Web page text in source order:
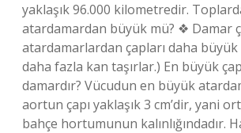
yaklaşık 96.000 kilometredir.
atardamardan büyük mü? ❖ Damar
atardamarlardan çapları daha
daha fazla kan taşırlar.) En büyük
damardır? Vücudun en büyük
aortun çapı yaklaşık 3 cm’dir, yani
bahçe hortumunun kalınlığındadır.